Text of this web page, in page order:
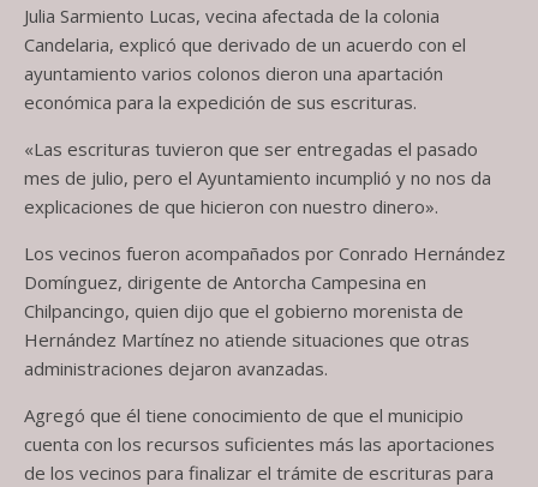
Julia Sarmiento Lucas, vecina afectada de la colonia
Candelaria, explicó que derivado de un acuerdo con el
ayuntamiento varios colonos dieron una apartación
económica para la expedición de sus escrituras.
«Las escrituras tuvieron que ser entregadas el pasado
mes de julio, pero el Ayuntamiento incumplió y no nos da
explicaciones de que hicieron con nuestro dinero».
Los vecinos fueron acompañados por Conrado Hernández
Domínguez, dirigente de Antorcha Campesina en
Chilpancingo, quien dijo que el gobierno morenista de
Hernández Martínez no atiende situaciones que otras
administraciones dejaron avanzadas.
Agregó que él tiene conocimiento de que el municipio
cuenta con los recursos suficientes más las aportaciones
de los vecinos para finalizar el trámite de escrituras para